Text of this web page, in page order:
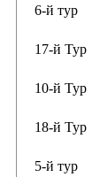
6-й тур
17-й Тур
10-й Тур
18-й Тур
5-й тур